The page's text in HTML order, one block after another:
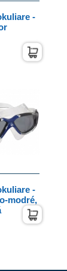
-
-
modré,